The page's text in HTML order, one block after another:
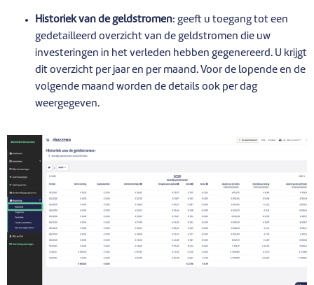
Historiek van de geldstromen: geeft u toegang tot een
gedetailleerd overzicht van de geldstromen die uw
investeringen in het verleden hebben gegenereerd. U krijgt
dit overzicht per jaar en per maand. Voor de lopende en de
volgende maand worden de details ook per dag
weergegeven.